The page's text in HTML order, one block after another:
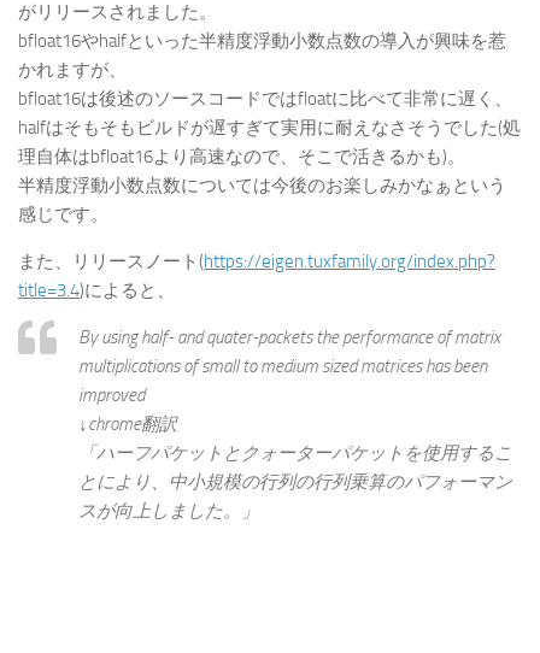
がリリースされました。
bfloat16やhalfといった半精度浮動小数点数の導入が興味を惹
かれますが、
bfloat16は後述のソースコードではfloatに比べて非常に遅く、
halfはそもそもビルドが遅すぎて実用に耐えなさそうでした(処
理自体はbfloat16より高速なので、そこで活きるかも)。
半精度浮動小数点数については今後のお楽しみかなぁという
感じです。
また、リリースノート(https://eigen.tuxfamily.org/index.php?
title=3.4)によると、
By using half- and quater-packets the performance of matrix
multiplications of small to medium sized matrices has been
improved
↓chrome翻訳
「ハーフパケットとクォーターパケットを使用するこ
とにより、中小規模の行列の行列乗算のパフォーマン
スが向上しました。」